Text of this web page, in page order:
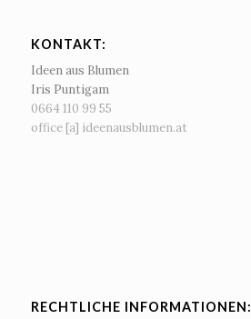
KONTAKT:
Ideen aus Blumen
Iris Puntigam
0664 110 99 55‬
office [a] ideenausblumen.at
RECHTLICHE INFORMATIONEN: